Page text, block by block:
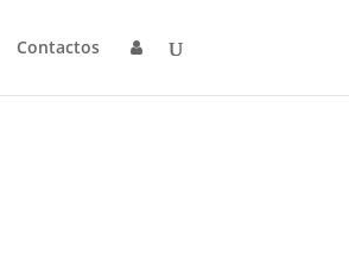
Contactos